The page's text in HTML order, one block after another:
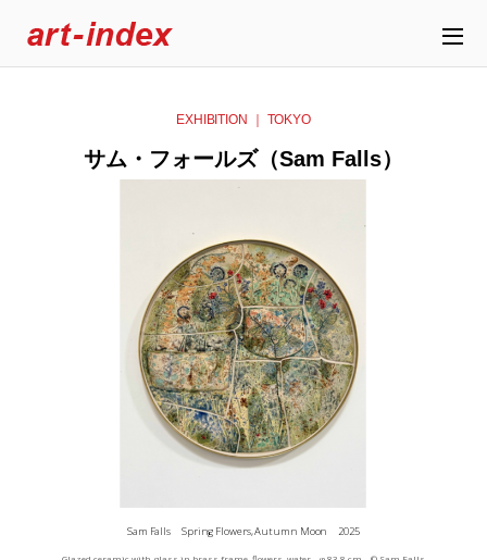
EXHIBITION ｜ TOKYO
サム・フォールズ（Sam Falls）
Sam Falls Spring Flowers, Autumn Moon 2025